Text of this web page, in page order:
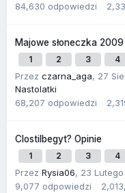
84,630 odpowiedzi
Majowe słoneczka 2009
1 2 3 4
Przez czarna_aga, 27
Nastolatki
68,207 odpowiedzi
Clostilbegyt? Opinie
1 2 3 4
Przez Rysia06, 23 Lutego
9,077 odpowiedzi